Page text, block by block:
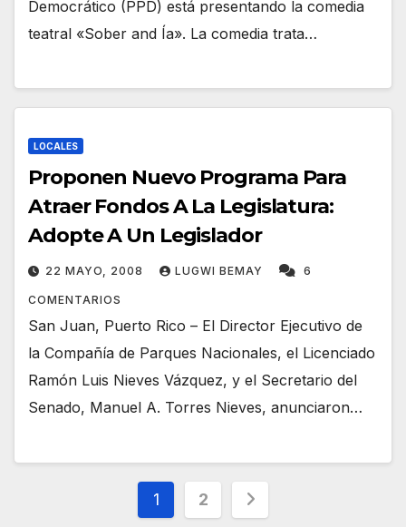
Democrático (PPD) está presentando la comedia
teatral «Sober and Ía». La comedia trata…
LOCALES
Proponen Nuevo Programa Para
Atraer Fondos A La Legislatura:
Adopte A Un Legislador
22 MAYO, 2008 LUGWI BEMAY 6
COMENTARIOS
San Juan, Puerto Rico – El Director Ejecutivo de
la Compañía de Parques Nacionales, el Licenciado
Ramón Luis Nieves Vázquez, y el Secretario del
Senado, Manuel A. Torres Nieves, anunciaron…
Navegación
1 2